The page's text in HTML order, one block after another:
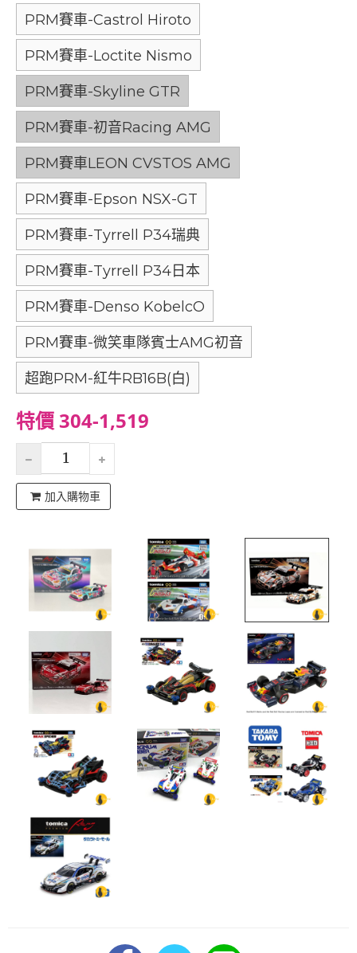
PRM賽車-Castrol Hiroto
PRM賽車-Loctite Nismo
PRM賽車-Skyline GTR
PRM賽車-初音Racing AMG
PRM賽車LEON CVSTOS AMG
PRM賽車-Epson NSX-GT
PRM賽車-Tyrrell P34瑞典
PRM賽車-Tyrrell P34日本
PRM賽車-Denso KobelcO
PRM賽車-微笑車隊賓士AMG初音
超跑PRM-紅牛RB16B(白)
特價 304-1,519
加入購物車